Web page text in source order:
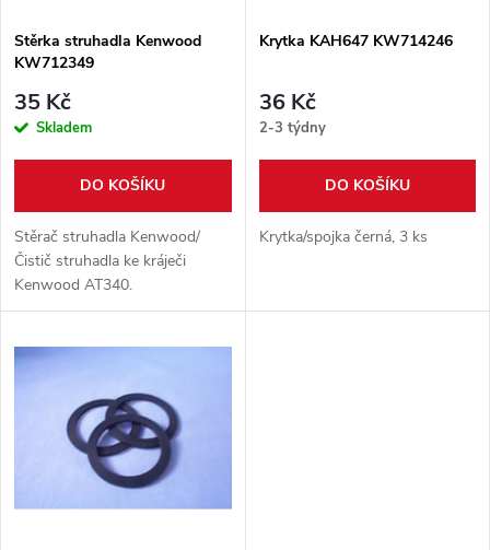
p
r
o
d
u
k
t
s
p
r
d
u
k
Stěrka struhadla Kenwood
KW712349
35 Kč
Skladem
DO KOŠÍKU
Stěrač struhadla Kenwood/
Čistič struhadla ke kráječi
Kenwood AT340.
Krytka KAH647 KW714246
36 Kč
2-3 týdny
DO KOŠÍKU
Krytka/spojka černá, 3 ks